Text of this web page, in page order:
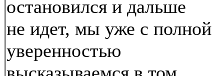
остановился и дальше
не идет, мы уже с полной
уверенностью